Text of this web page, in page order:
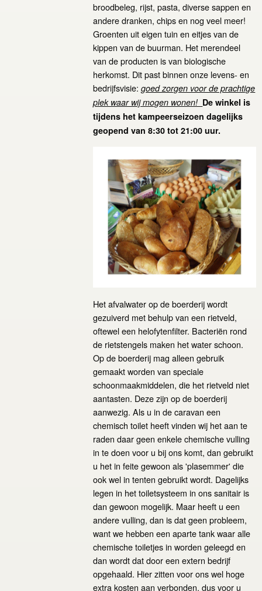
broodbeleg, rijst, pasta, diverse sappen en
andere dranken, chips en nog veel meer!
Groenten uit eigen tuin en eitjes van de
kippen van de buurman. Het merendeel
van de producten is van biologische
herkomst. Dit past binnen onze levens- en
bedrijfsvisie:goed zorgen voor de prachtige
plek waar wij mogen wonen! De winkel is
tijdens het kampeerseizoen dagelijks
geopend van 8:30 tot 21:00 uur.
Het afvalwater op de boerderij wordt
gezuiverd met behulp van een rietveld,
oftewel een helofytenfilter. Bacteriën rond
de rietstengels maken het water schoon.
Op de boerderij mag alleen gebruik
gemaakt worden van speciale
schoonmaakmiddelen, die het rietveld niet
aantasten. Deze zijn op de boerderij
aanwezig. Als u in de caravan een
chemisch toilet heeft vinden wij het aan te
raden daar geen enkele chemische vulling
in te doen voor u bij ons komt, dan gebruikt
u het in feite gewoon als 'plasemmer' die
ook wel in tenten gebruikt wordt. Dagelijks
legen in het toiletsysteem in ons sanitair is
dan gewoon mogelijk. Maar heeft u een
andere vulling, dan is dat geen probleem,
want we hebben een aparte tank waar alle
chemische toiletjes in worden geleegd en
dan wordt dat door een extern bedrijf
opgehaald. Hier zitten voor ons wel hoge
extra kosten aan verbonden, dus voor u